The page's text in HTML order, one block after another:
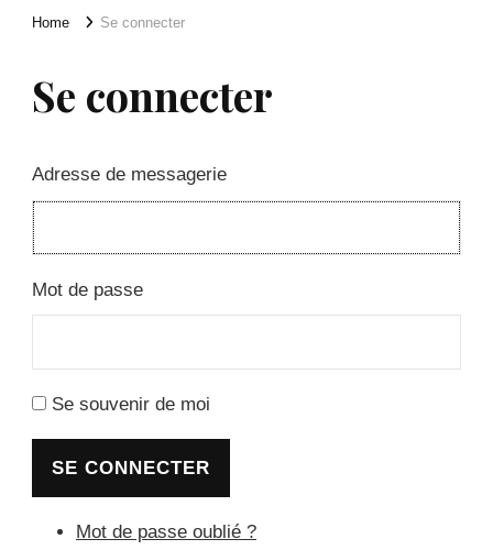
Home Se connecter
Se connecter
Adresse de messagerie
Mot de passe
Se souvenir de moi
SE CONNECTER
Mot de passe oublié ?